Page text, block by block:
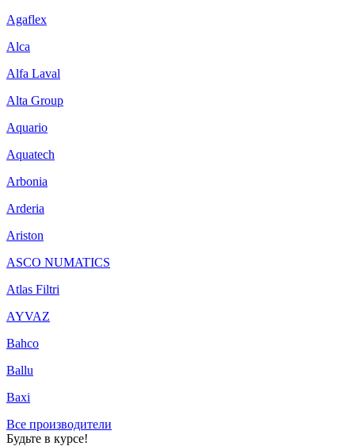
Agaflex
Alca
Alfa Laval
Alta Group
Aquario
Aquatech
Arbonia
Arderia
Ariston
ASCO NUMATICS
Atlas Filtri
AYVAZ
Bahco
Ballu
Baxi
Все производители
Будьте в курсе!